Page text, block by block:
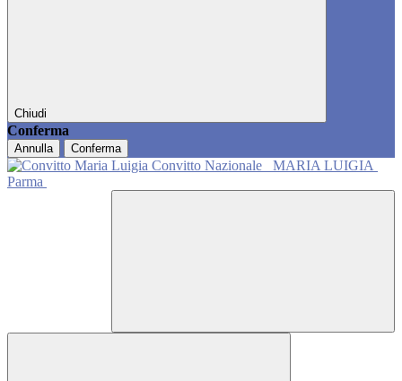
Chiudi
Conferma
Annulla Conferma
Convitto Nazionale
MARIA LUIGIA
Parma